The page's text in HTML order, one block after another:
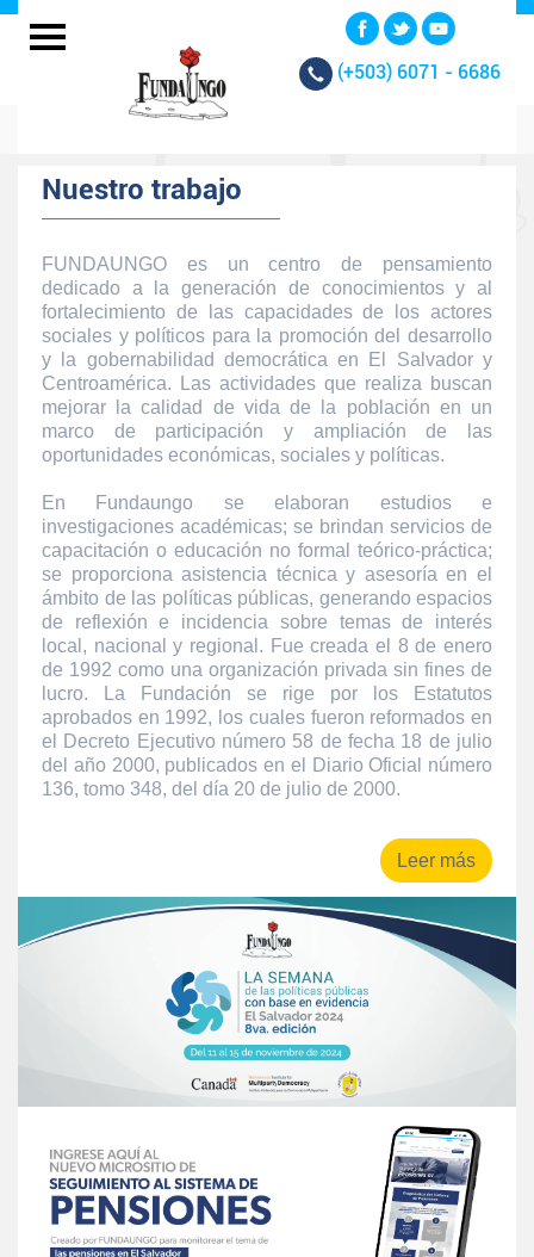
(+503) 6071 - 6686
Nuestro trabajo
FUNDAUNGO es un centro de pensamiento
dedicado a la generación de conocimientos y al
fortalecimiento de las capacidades de los actores
sociales y políticos para la promoción del desarrollo
y la gobernabilidad democrática en El Salvador y
Centroamérica. Las actividades que realiza buscan
mejorar la calidad de vida de la población en un
marco de participación y ampliación de las
oportunidades económicas, sociales y políticas.
En Fundaungo se elaboran estudios e
investigaciones académicas; se brindan servicios de
capacitación o educación no formal teórico-práctica;
se proporciona asistencia técnica y asesoría en el
ámbito de las políticas públicas, generando espacios
de reflexión e incidencia sobre temas de interés
local, nacional y regional. Fue creada el 8 de enero
de 1992 como una organización privada sin fines de
lucro. La Fundación se rige por los Estatutos
aprobados en 1992, los cuales fueron reformados en
el Decreto Ejecutivo número 58 de fecha 18 de julio
del año 2000, publicados en el Diario Oficial número
136, tomo 348, del día 20 de julio de 2000.
Leer más